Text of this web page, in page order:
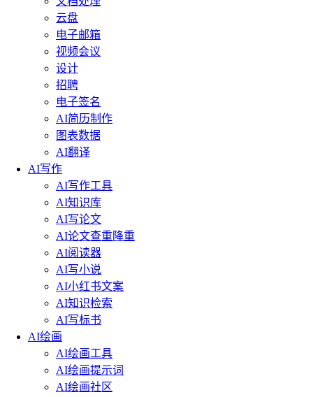
云盘
电子邮箱
视频会议
设计
招聘
电子签名
AI简历制作
图表数据
AI翻译
AI写作
AI写作工具
AI知识库
AI写论文
AI论文查重降重
AI阅读器
AI写小说
AI小红书文案
AI知识检索
AI写标书
AI绘画
AI绘画工具
AI绘画提示词
AI绘画社区